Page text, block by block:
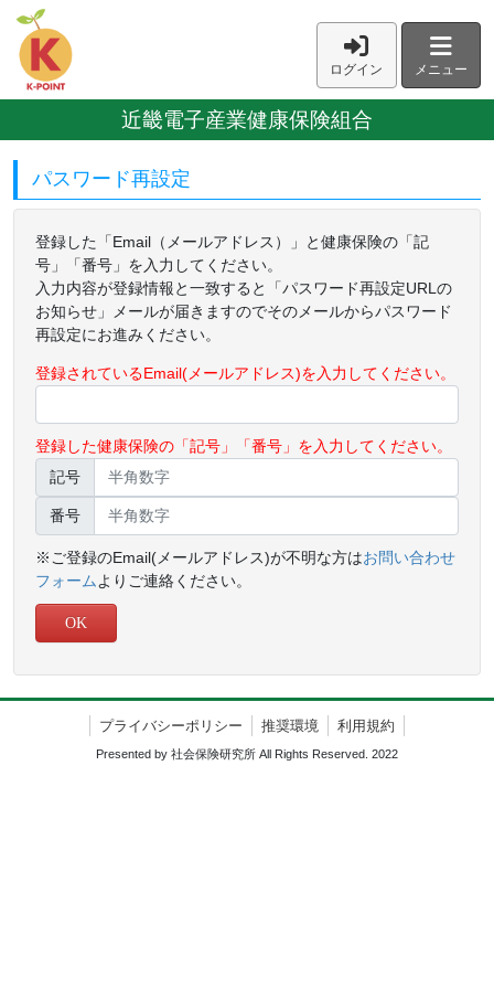
ログイン メニュー
近畿電子産業健康保険組合
パスワード再設定
登録した「Email（メールアドレス）」と健康保険の「記
号」「番号」を入力してください。
入力内容が登録情報と一致すると「パスワード再設定URLの
お知らせ」メールが届きますのでそのメールからパスワード
再設定にお進みください。
登録されているEmail(メールアドレス)を入力してください。
登録した健康保険の「記号」「番号」を入力してください。
記号
番号
※ご登録のEmail(メールアドレス)が不明な方はお問い合わせ
フォーム よりご連絡ください。
OK
プライバシーポリシー 推奨環境 利用規約
Presented by 社会保険研究所 All Rights Reserved. 2022